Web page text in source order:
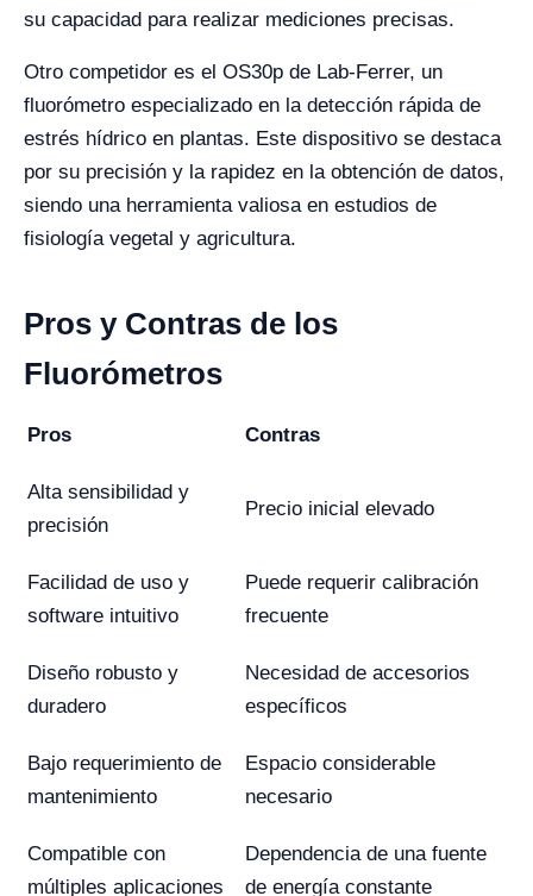
su capacidad para realizar mediciones precisas.
Otro competidor es el OS30p de Lab-Ferrer, un
fluorómetro especializado en la detección rápida de
estrés hídrico en plantas. Este dispositivo se destaca
por su precisión y la rapidez en la obtención de datos,
siendo una herramienta valiosa en estudios de
fisiología vegetal y agricultura.
Pros y Contras de los
Fluorómetros
Pros Contras
Alta sensibilidad y
precisión
Precio inicial elevado
Facilidad de uso y
software intuitivo
Puede requerir calibración
frecuente
Diseño robusto y
duradero
Necesidad de accesorios
específicos
Bajo requerimiento de
mantenimiento
Espacio considerable
necesario
Compatible con
múltiples aplicaciones
Dependencia de una fuente
de energía constante